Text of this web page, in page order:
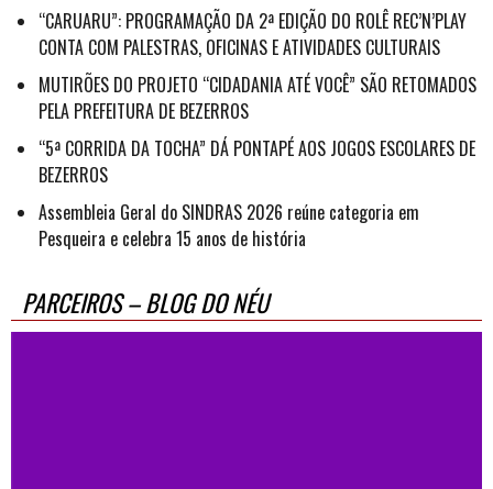
“CARUARU”: PROGRAMAÇÃO DA 2ª EDIÇÃO DO ROLÊ REC’N’PLAY
CONTA COM PALESTRAS, OFICINAS E ATIVIDADES CULTURAIS
MUTIRÕES DO PROJETO “CIDADANIA ATÉ VOCÊ” SÃO RETOMADOS
PELA PREFEITURA DE BEZERROS
“5ª CORRIDA DA TOCHA” DÁ PONTAPÉ AOS JOGOS ESCOLARES DE
BEZERROS
Assembleia Geral do SINDRAS 2026 reúne categoria em
Pesqueira e celebra 15 anos de história
PARCEIROS – BLOG DO NÉU